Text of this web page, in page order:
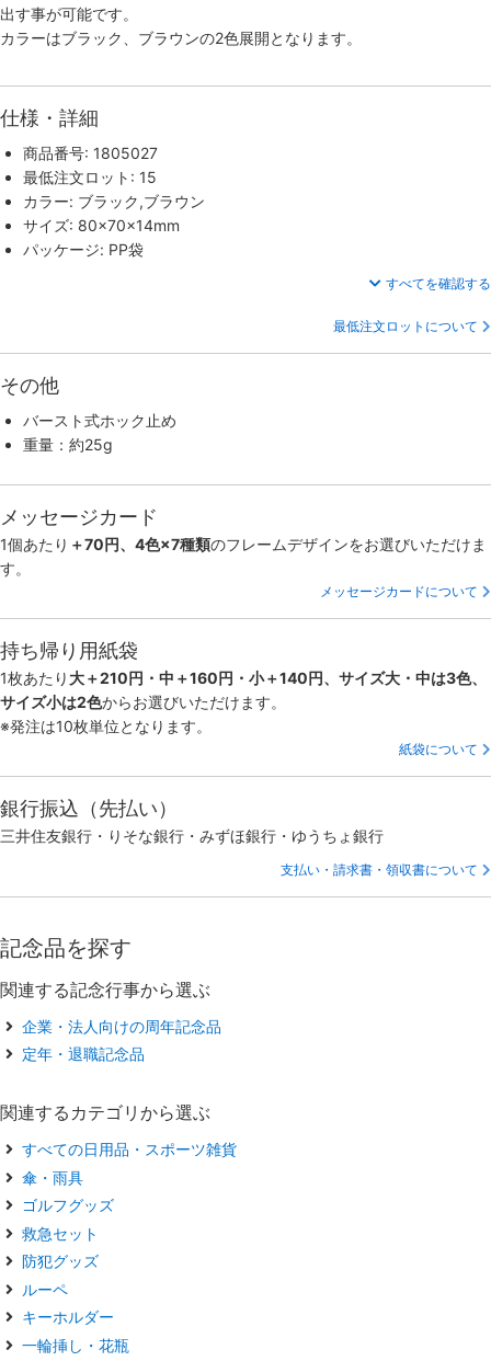
出す事が可能です。
カラーはブラック、ブラウンの2色展開となります。
仕様・詳細
商品番号: 1805027
最低注文ロット: 15
カラー: ブラック,ブラウン
サイズ: 80×70×14mm
パッケージ: PP袋
すべてを確認する
最低注文ロットについて
その他
バースト式ホック止め
重量：約25g
メッセージカード
1個あたり ＋70円、4色×7種類のフレームデザインをお選びいただけま
す。
メッセージカードについて
持ち帰り用紙袋
1枚あたり 大＋210円・中＋160円・小＋140円、サイズ大・中は3色、
サイズ小は2色からお選びいただけます。
※発注は10枚単位となります。
紙袋について
銀行振込（先払い）
三井住友銀行・りそな銀行・みずほ銀行・ゆうちょ銀行
支払い・請求書・領収書について
記念品を探す
関連する記念行事から選ぶ
企業・法人向けの周年記念品
定年・退職記念品
関連するカテゴリから選ぶ
すべての日用品・スポーツ雑貨
傘・雨具
ゴルフグッズ
救急セット
防犯グッズ
ルーペ
キーホルダー
一輪挿し・花瓶